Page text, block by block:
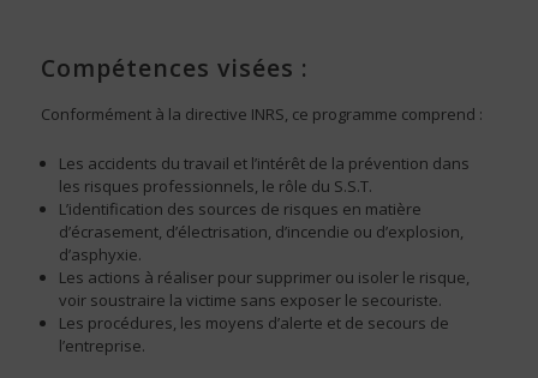
Compétences visées :
Conformément à la directive INRS, ce programme comprend :
Les accidents du travail et l’intérêt de la prévention dans
les risques professionnels, le rôle du S.S.T.
L’identification des sources de risques en matière
d’écrasement, d’électrisation, d’incendie ou d’explosion,
d’asphyxie.
Les actions à réaliser pour supprimer ou isoler le risque,
voir soustraire la victime sans exposer le secouriste.
Les procédures, les moyens d’alerte et de secours de
l’entreprise.